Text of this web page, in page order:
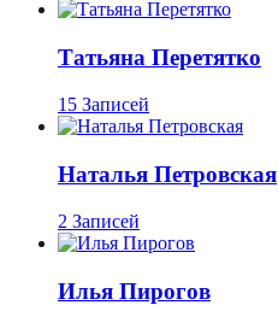
Татьяна Перетятко
15 Записей
Наталья Петровская
2 Записей
Илья Пирогов